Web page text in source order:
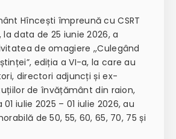
Hîncești împreună cu CSRT
la data de 25 iunie 2026, a
de omagiere ,,Culegând
ediția a VI-a, la care au
directori adjuncți și ex-
de învățământ din raion,
iulie 2025 – 01 iulie 2026, au
de 50, 55, 60, 65, 70, 75 și